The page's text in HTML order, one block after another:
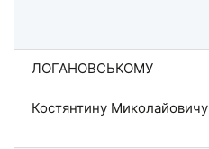
ЛОГАНОВСЬКОМУ
Костянтину Миколайовичу